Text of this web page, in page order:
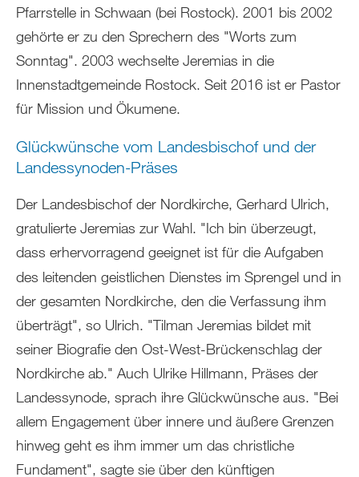
Pfarrstelle in Schwaan (bei Rostock). 2001 bis 2002
gehörte er zu den Sprechern des "Worts zum
Sonntag". 2003 wechselte Jeremias in die
Innenstadtgemeinde Rostock. Seit 2016 ist er Pastor
für Mission und Ökumene.
Glückwünsche vom Landesbischof und der
Landessynoden-Präses
Der Landesbischof der Nordkirche, Gerhard Ulrich,
gratulierte Jeremias zur Wahl. "Ich bin überzeugt,
dass erhervorragend geeignet ist für die Aufgaben
des leitenden geistlichen Dienstes im Sprengel und in
der gesamten Nordkirche, den die Verfassung ihm
überträgt", so Ulrich. "Tilman Jeremias bildet mit
seiner Biografie den Ost-West-Brückenschlag der
Nordkirche ab." Auch Ulrike Hillmann, Präses der
Landessynode, sprach ihre Glückwünsche aus. "Bei
allem Engagement über innere und äußere Grenzen
hinweg geht es ihm immer um das christliche
Fundament", sagte sie über den künftigen